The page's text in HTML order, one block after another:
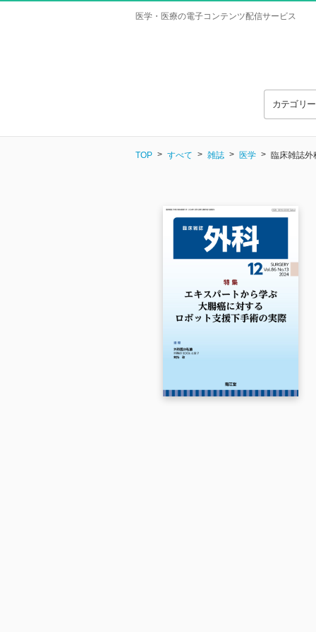
医学・医療の電子コンテンツ配信サービス
カテゴリ
TOP すべて 雑誌 医学 臨床雑誌